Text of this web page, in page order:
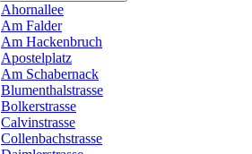
Ahornallee
Am Falder
Am Hackenbruch
Apostelplatz
Am Schabernack
Blumenthalstrasse
Bolkerstrasse
Calvinstrasse
Collenbachstrasse